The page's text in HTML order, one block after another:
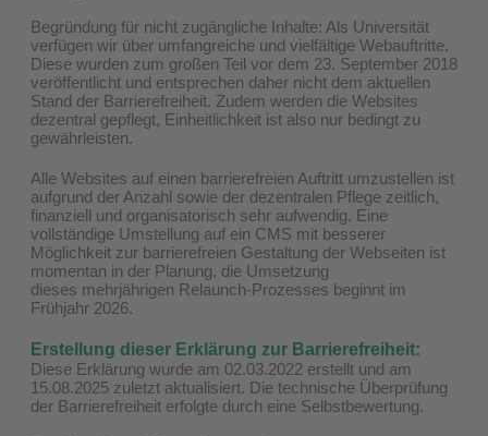
Begründung für nicht zugängliche Inhalte: Als Universität
verfügen wir über umfangreiche und vielfältige Webauftritte.
Diese wurden zum großen Teil vor dem 23. September 2018
veröffentlicht und entsprechen daher nicht dem aktuellen
Stand der Barrierefreiheit. Zudem werden die Websites
dezentral gepflegt, Einheitlichkeit ist also nur bedingt zu
gewährleisten.
Alle Websites auf einen barrierefreien Auftritt umzustellen ist
aufgrund der Anzahl sowie der dezentralen Pflege zeitlich,
finanziell und organisatorisch sehr aufwendig. Eine
vollständige Umstellung auf ein CMS mit besserer
Möglichkeit zur barrierefreien Gestaltung der Webseiten ist
momentan in der Planung, die Umsetzung
dieses mehrjährigen Relaunch-Prozesses beginnt im
Frühjahr 2026.
Erstellung dieser Erklärung zur Barrierefreiheit:
Diese Erklärung wurde am 02.03.2022 erstellt und am
15.08.2025 zuletzt aktualisiert. Die technische Überprüfung
der Barrierefreiheit erfolgte durch eine Selbstbewertung.